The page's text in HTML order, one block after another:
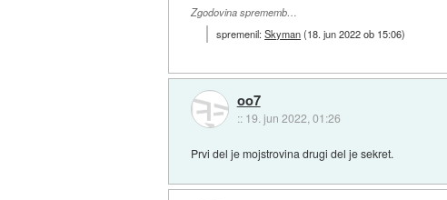
Zgodovina sprememb…
spremenil:Skyman(18. jun 2022 ob 15:06)
oo7
:: 19. jun 2022, 01:26
Prvi del je mojstrovina drugi del je sekret.